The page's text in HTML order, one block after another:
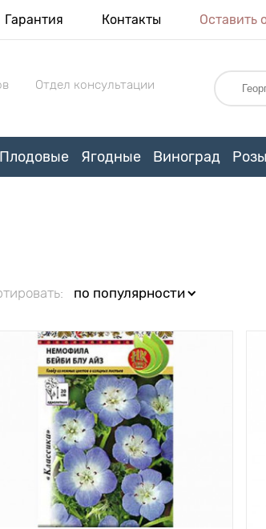
Гарантия Контакты Оставить
Отдел консультации
Плодовые Ягодные Виноград Розы
по популярности
Особенности
Идеальное растения
для создания
роскошных
бордюров!
Высота растения 15 - 20 см
Растояние между
растениями
30 х 40 см
Местоположение
солнечное место,
полутень